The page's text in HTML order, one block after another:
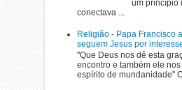
um princípio
conectava ...
Religião - Papa Francisco
seguem Jesus por
"Que Deus nos dê esta
encontro e também ele
espírito de mundanidade"